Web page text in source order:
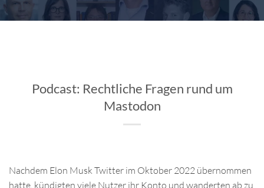
Podcast: Rechtliche Fragen rund um
Mastodon
Nachdem Elon Musk Twitter im Oktober 2022 übernommen
hatte, kündigten viele Nutzer ihr Konto und wanderten ab zu